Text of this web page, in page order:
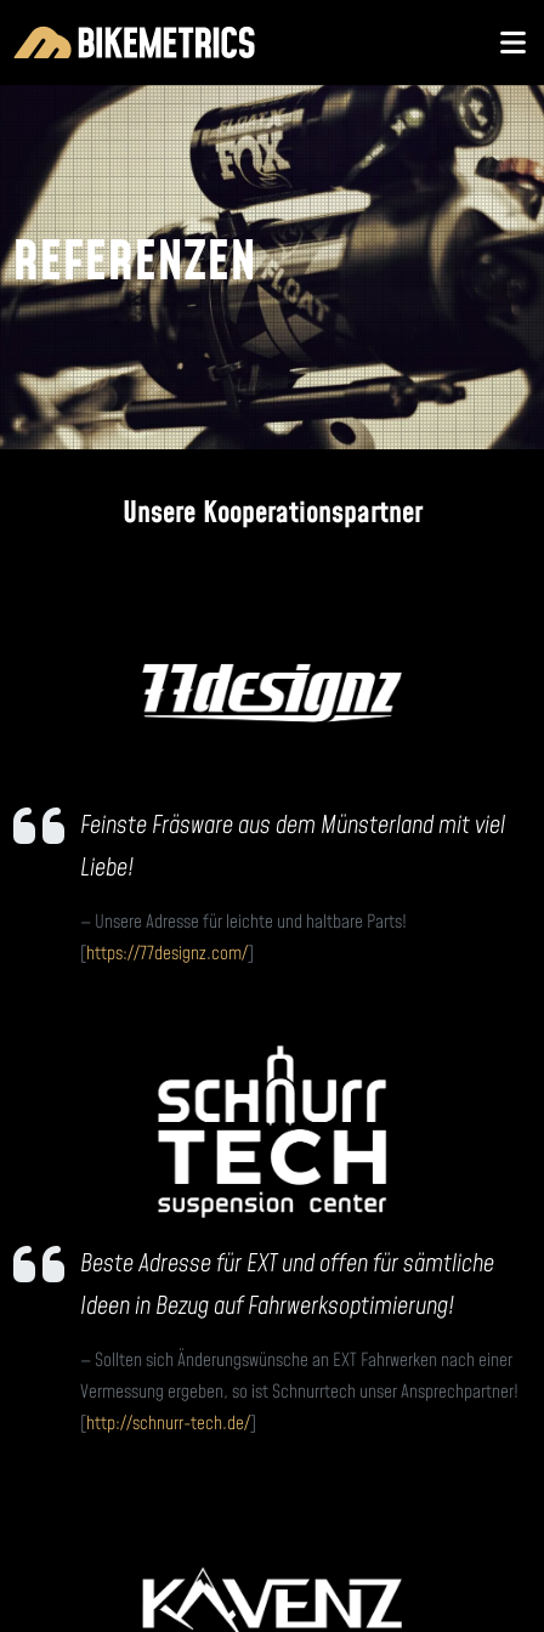
REFERENZEN
Unsere Kooperationspartner
Feinste Fräsware aus dem Münsterland mit viel
Liebe!
Unsere Adresse für leichte und haltbare Parts!
[https://77designz.com/]
Beste Adresse für EXT und offen für sämtliche
Ideen in Bezug auf Fahrwerksoptimierung!
Sollten sich Änderungswünsche an EXT Fahrwerken nach einer
Vermessung ergeben, so ist Schnurrtech unser Ansprechpartner!
[http://schnurr-tech.de/]